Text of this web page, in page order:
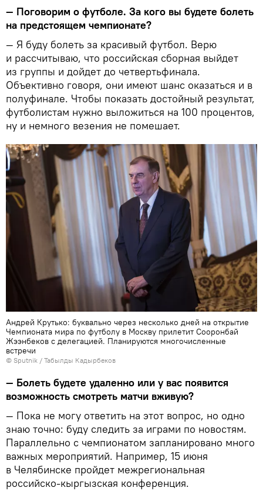
— Поговорим о футболе. За кого вы будете болеть
на предстоящем чемпионате?
— Я буду болеть за красивый футбол. Верю
и рассчитываю, что российская сборная выйдет
из группы и дойдет до четвертьфинала.
Объективно говоря, они имеют шанс оказаться и в
полуфинале. Чтобы показать достойный результат,
футболистам нужно выложиться на 100 процентов,
ну и немного везения не помешает.
Андрей Крутько: буквально через несколько дней на открытие
Чемпионата мира по футболу в Москву прилетит Сооронбай
Жээнбеков с делегацией. Планируются многочисленные
встречи
© Sputnik / Табылды Кадырбеков
— Болеть будете удаленно или у вас появится
возможность смотреть матчи вживую?
— Пока не могу ответить на этот вопрос, но одно
знаю точно: буду следить за играми по новостям.
Параллельно с чемпионатом запланировано много
важных мероприятий. Например, 15 июня
в Челябинске пройдет межрегиональная
российско-кыргызская конференция.